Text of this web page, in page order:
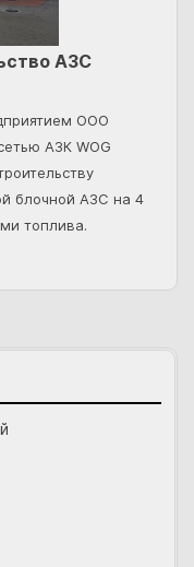
АЗС
ООО
АЗК WOG
блочной АЗС на 4
топлива.